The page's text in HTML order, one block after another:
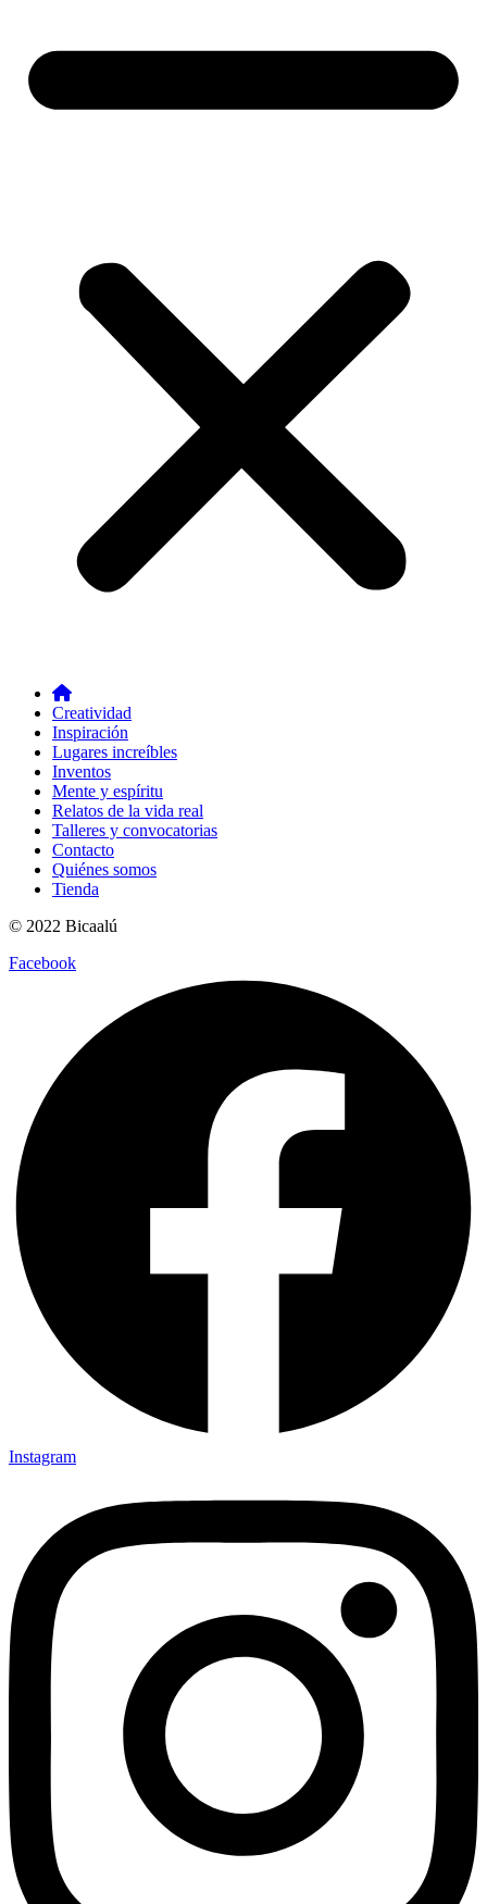
Creatividad
Inspiración
Lugares increíbles
Inventos
Mente y espíritu
Relatos de la vida real
Talleres y convocatorias
Contacto
Quiénes somos
Tienda
© 2022 Bicaalú
Facebook
Instagram